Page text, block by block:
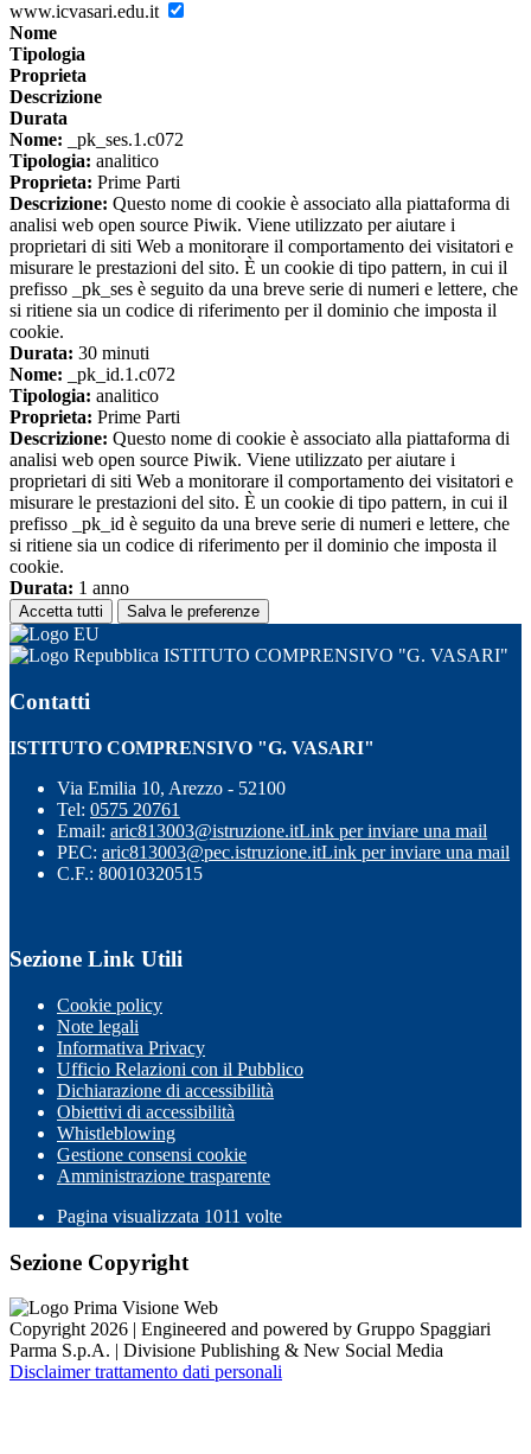
www.icvasari.edu.it
Nome
Tipologia
Proprieta
Descrizione
Durata
Nome: _pk_ses.1.c072
Tipologia: analitico
Proprieta: Prime Parti
Descrizione: Questo nome di cookie è associato alla piattaforma di
analisi web open source Piwik. Viene utilizzato per aiutare i
proprietari di siti Web a monitorare il comportamento dei visitatori e
misurare le prestazioni del sito. È un cookie di tipo pattern, in cui il
prefisso _pk_ses è seguito da una breve serie di numeri e lettere, che
si ritiene sia un codice di riferimento per il dominio che imposta il
cookie.
Durata: 30 minuti
Nome: _pk_id.1.c072
Tipologia: analitico
Proprieta: Prime Parti
Descrizione: Questo nome di cookie è associato alla piattaforma di
analisi web open source Piwik. Viene utilizzato per aiutare i
proprietari di siti Web a monitorare il comportamento dei visitatori e
misurare le prestazioni del sito. È un cookie di tipo pattern, in cui il
prefisso _pk_id è seguito da una breve serie di numeri e lettere, che
si ritiene sia un codice di riferimento per il dominio che imposta il
cookie.
Durata: 1 anno
Accetta tutti Salva le preferenze
ISTITUTO COMPRENSIVO "G. VASARI"
Contatti
ISTITUTO COMPRENSIVO "G. VASARI"
Via Emilia 10, Arezzo - 52100
Tel: 0575 20761
Email: aric813003@istruzione.itLink per inviare una mail
PEC: aric813003@pec.istruzione.itLink per inviare una mail
C.F.: 80010320515
Sezione Link Utili
Cookie policy
Note legali
Informativa Privacy
Ufficio Relazioni con il Pubblico
Dichiarazione di accessibilità
Obiettivi di accessibilità
Whistleblowing
Gestione consensi cookie
Amministrazione trasparente
Pagina visualizzata 1011 volte
Sezione Copyright
Copyright 2026 | Engineered and powered by Gruppo Spaggiari
Parma S.p.A. | Divisione Publishing & New Social Media
Disclaimer trattamento dati personali